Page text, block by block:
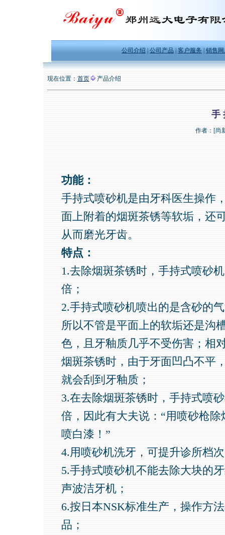
公司介绍|公司产品|客户服务|销售
现在位置： 首页 产品介绍
手
作者：[
功能：
手持式喷砂机是由牙科医生操作
面上附着的烟斑茶锈等软垢，还
从而磨光牙齿。
特点：
1.去除烟斑茶锈时，手持式喷砂
倍；
2.手持式喷砂机喷出的是含砂的
所以不管是平面上的软垢还是沟
色，且牙釉质几乎不受伤害；相
烟斑茶锈时，由于牙面凹凸不平
就会刮到牙釉质；
3.在去除烟斑茶锈时，手持式喷
倍，因此有大夫说：“用喷砂枪
喷白漆！”
4.用喷砂机洗牙，可提升诊所档
5.手持式喷砂机不能去除大块的
声波洁牙机；
6.按日本NSK标准生产，操作方
品；